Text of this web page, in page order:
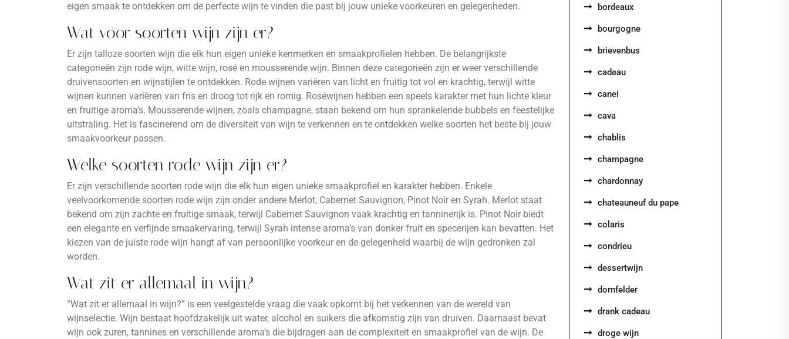
eigen smaak te ontdekken om de perfecte wijn te vinden die past bij jouw unieke voorkeuren en gelegenheden.
Wat voor soorten wijn zijn er?
Er zijn talloze soorten wijn die elk hun eigen unieke kenmerken en smaakprofielen hebben. De belangrijkste
categorieën zijn rode wijn, witte wijn, rosé en mousserende wijn. Binnen deze categorieën zijn er weer verschillende
druivensoorten en wijnstijlen te ontdekken. Rode wijnen variëren van licht en fruitig tot vol en krachtig, terwijl witte
wijnen kunnen variëren van fris en droog tot rijk en romig. Roséwijnen hebben een speels karakter met hun lichte kleur
en fruitige aroma’s. Mousserende wijnen, zoals champagne, staan bekend om hun sprankelende bubbels en feestelijke
uitstraling. Het is fascinerend om de diversiteit van wijn te verkennen en te ontdekken welke soorten het beste bij jouw
smaakvoorkeur passen.
Welke soorten rode wijn zijn er?
Er zijn verschillende soorten rode wijn die elk hun eigen unieke smaakprofiel en karakter hebben. Enkele
veelvoorkomende soorten rode wijn zijn onder andere Merlot, Cabernet Sauvignon, Pinot Noir en Syrah. Merlot staat
bekend om zijn zachte en fruitige smaak, terwijl Cabernet Sauvignon vaak krachtig en tanninerijk is. Pinot Noir biedt
een elegante en verfijnde smaakervaring, terwijl Syrah intense aroma’s van donker fruit en specerijen kan bevatten. Het
kiezen van de juiste rode wijn hangt af van persoonlijke voorkeur en de gelegenheid waarbij de wijn gedronken zal
worden.
Wat zit er allemaal in wijn?
“Wat zit er allemaal in wijn?” is een veelgestelde vraag die vaak opkomt bij het verkennen van de wereld van
wijnselectie. Wijn bestaat hoofdzakelijk uit water, alcohol en suikers die afkomstig zijn van druiven. Daarnaast bevat
wijn ook zuren, tannines en verschillende aroma’s die bijdragen aan de complexiteit en smaakprofiel van de wijn. De
bordeaux
bourgogne
brievenbus
cadeau
canei
cava
chablis
champagne
chardonnay
chateauneuf du pape
colaris
condrieu
dessertwijn
dornfelder
drank cadeau
droge wijn